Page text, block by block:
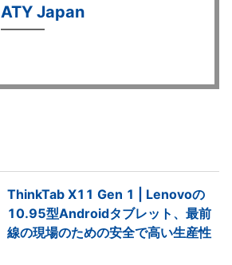
ATY Japan
ThinkTab X11 Gen 1 | Lenovoの
10.95型Androidタブレット、最前
線の現場のための安全で高い生産性